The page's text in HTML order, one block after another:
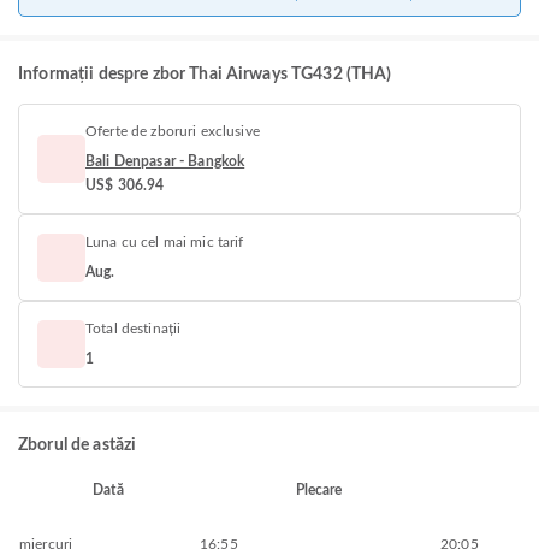
Informații despre zbor Thai Airways TG432 (THA)
Oferte de zboruri exclusive
Bali Denpasar - Bangkok
US$ 306.94
Luna cu cel mai mic tarif
Aug.
Total destinații
1
Zborul de astăzi
Dată Plecare
miercuri
16:55
20:05